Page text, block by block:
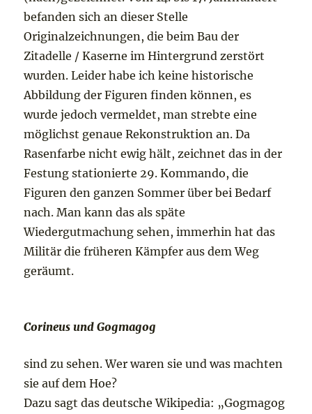
befanden sich an dieser Stelle
Originalzeichnungen, die beim Bau der
Zitadelle / Kaserne im Hintergrund zerstört
wurden. Leider habe ich keine historische
Abbildung der Figuren finden können, es
wurde jedoch vermeldet, man strebte eine
möglichst genaue Rekonstruktion an. Da
Rasenfarbe nicht ewig hält, zeichnet das in der
Festung stationierte 29. Kommando, die
Figuren den ganzen Sommer über bei Bedarf
nach. Man kann das als späte
Wiedergutmachung sehen, immerhin hat das
Militär die früheren Kämpfer aus dem Weg
geräumt.
Corineus und Gogmagog
sind zu sehen. Wer waren sie und was machten
sie auf dem Hoe?
Dazu sagt das deutsche Wikipedia: „Gogmagog